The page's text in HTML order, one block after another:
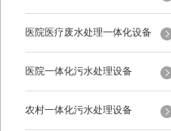
医院医疗废水处理一体化设备
医院一体化污水处理设备
农村一体化污水处理设备